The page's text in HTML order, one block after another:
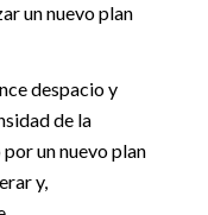
un nuevo plan
despacio y
de la
un nuevo plan
y,